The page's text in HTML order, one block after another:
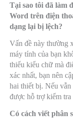
Tại sao tôi đã làm
Word trên điện
dạng lại bị lệch?
Vấn đề này thường
máy tính của bạn
thiếu kiểu chữ mà
xác nhất, bạn nên
hai thiết bị. Nếu vẫn
được hỗ trợ kiểm tra
Có cách viết phân